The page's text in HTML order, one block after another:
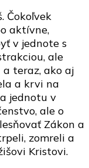
Čokoľvek
aktívne,
v jednote s
ale
teraz, ako aj
a krvi na
jednotu v
ale o
Zákon a
zomreli a
Kristovi.